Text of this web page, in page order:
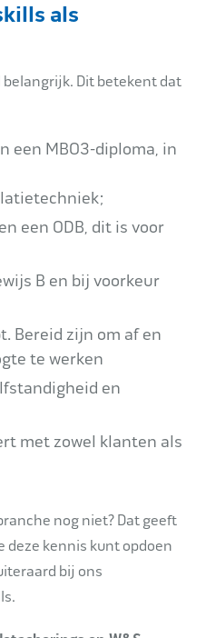
als
belangrijk. Dit betekent dat
een MBO3-diploma, in
een ODB, dit is voor
B en bij voorkeur
Bereid zijn om af en
te werken
en
met zowel klanten als
nog niet? Dat geeft
deze kennis kunt opdoen
bij ons